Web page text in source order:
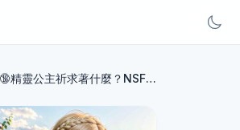
🔞精靈公主祈求著什麼？NSFW 🔞第一個願望